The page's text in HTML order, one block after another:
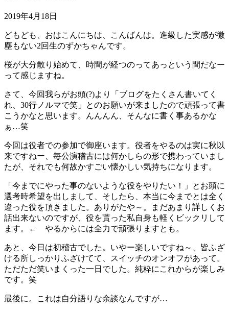
2019年4月18日
どもども、おはこんにちは、こんばんは。進級した実感が微
塵もない2回生のずかちゃんです。
桜が大分散り始めて、時間が経つのってあっという間だなー
って感じますね。
さて、今回我らがお頭(?)より「ブログをたくさん書いてく
れ、30行ノルマで笑」とのお願いが来ましたので頑張って書
こうかなと思います。んんんん、そんなに書く事あるかな
ぁ…笑
今回は役者での参加で御座います。役者をやるのは実に秋以
来ですねー、毎公演稽古には何かしらの形で携わっていまし
たが、それでも何故かすごい懐かしい気持ちになります。
「今までにやった事のないような役をやりたい！」とお頭に
選考時希望を出しまして、そしたら、本当に今までとは全く
違った役を頂きました。ありがたや～。まだあまり詳しくお
話出来ないのですが、役を貰った私自身も軽くビックリして
ます。← やるからには全力で頑張りますとも。
あと、今日は初稽古でした。いやー楽しいですね～、皆ふざ
ける所しっかりふざけてて、スイッチのオンオフがあって。
ただただ笑いまくった一日でした。純粋にこれからが楽しみ
です。笑
最後に。これは自分語りな余談なんですが…